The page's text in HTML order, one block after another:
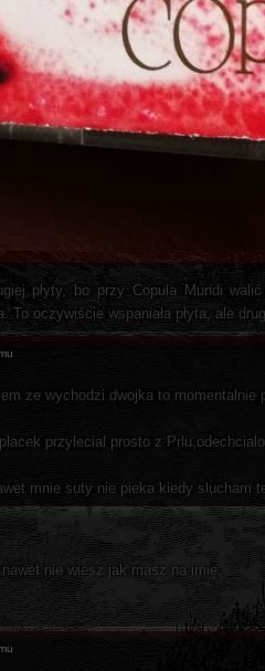
płyty, bo przy Copula Mundi
To oczywiście wspaniała płyta, ale
ze wychodzi dwojka to
przylecial prosto z
mnie suty nie pieka kiedy slucham
nie wiesz jak masz na imię.